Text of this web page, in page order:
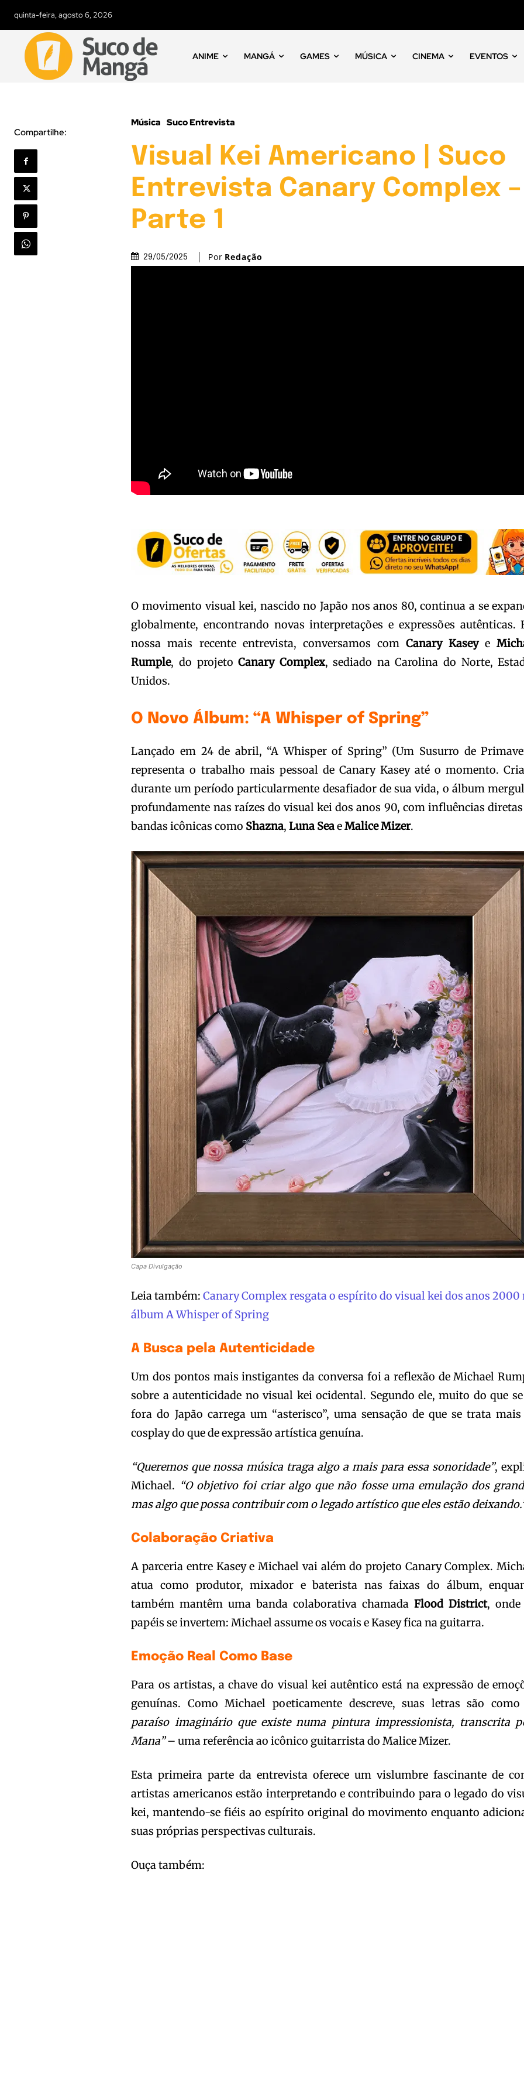
quinta-feira, agosto 6, 2026
ANIME MANGÁ GAMES MÚSICA CINEMA EVENTOS
Compartilhe:
Música Suco Entrevista
Visual Kei Americano | Suco
Entrevista Canary Complex –
Parte 1
29/05/2025 Por Redação
O movimento visual kei, nascido no Japão nos anos 80, continua a se
globalmente, encontrando novas interpretações e expressões autênticas.
nossa mais recente entrevista, conversamos com Canary Kaseye
Rumple, do projetoCanary Complex, sediado na Carolina do Norte,
Unidos.
O Novo Álbum: “A Whisper of Spring”
Lançado em 24 de abril, “A Whisper of Spring” (Um Susurro de
representa o trabalho mais pessoal de Canary Kasey até o momento.
durante um período particularmente desafiador de sua vida, o álbum
profundamente nas raízes do visual kei dos anos 90, com influências
bandas icônicas como Shazna,Luna SeaeMalice Mizer.
Capa Divulgação
Leia também:Canary Complex resgata o espírito do visual kei dos anos 2000
álbum A Whisper of Spring
A Busca pela Autenticidade
Um dos pontos mais instigantes da conversa foi a reflexão de Michael
sobre a autenticidade no visual kei ocidental. Segundo ele, muito do que
fora do Japão carrega um “asterisco”, uma sensação de que se trata mais
cosplay do que de expressão artística genuína.
“Queremos que nossa música traga algo a mais para essa sonoridade”,
Michael. “O objetivo foi criar algo que não fosse uma emulação dos
mas algo que possa contribuir com o legado artístico que eles estão
Colaboração Criativa
A parceria entre Kasey e Michael vai além do projeto Canary Complex.
atua como produtor, mixador e baterista nas faixas do álbum,
também mantêm uma banda colaborativa chamadaFlood District, onde
papéis se invertem: Michael assume os vocais e Kasey fica na guitarra.
Emoção Real Como Base
Para os artistas, a chave do visual kei autêntico está na expressão de
genuínas. Como Michael poeticamente descreve, suas letras são
paraíso imaginário que existe numa pintura impressionista, transcrita
Mana”– uma referência ao icônico guitarrista do Malice Mizer.
Esta primeira parte da entrevista oferece um vislumbre fascinante de
artistas americanos estão interpretando e contribuindo para o legado do
kei, mantendo-se fiéis ao espírito original do movimento enquanto
suas próprias perspectivas culturais.
Ouça também: